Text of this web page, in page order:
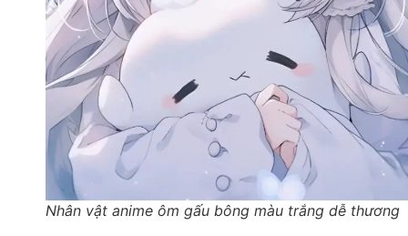
Nhân vật anime ôm gấu bông màu trắng dễ thương